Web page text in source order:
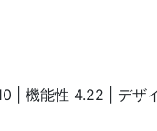
| 機能性 4.22 | デザ